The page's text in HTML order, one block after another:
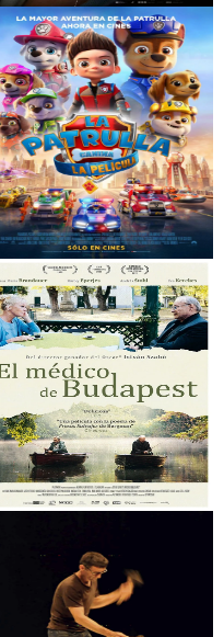
las apariencias
La patrulla canina
Budapest